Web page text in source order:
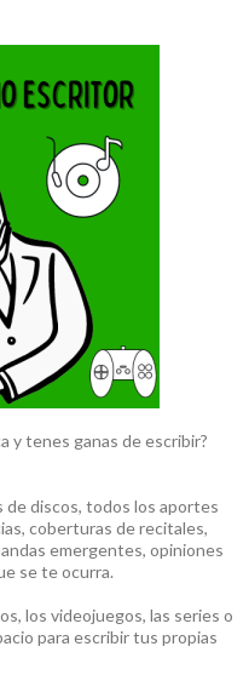
y tenes ganas de escribir?
de discos, todos los aportes
coberturas de recitales,
emergentes, opiniones
se te ocurra.
los videojuegos, las series o
para escribir tus propias